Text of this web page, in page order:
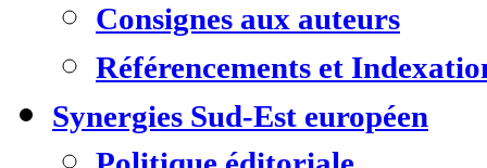
Consignes aux auteurs
Référencements et
Synergies Sud-Est européen